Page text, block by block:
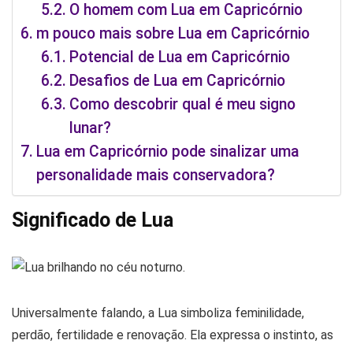
O homem com Lua em Capricórnio
m pouco mais sobre Lua em Capricórnio
Potencial de Lua em Capricórnio
Desafios de Lua em Capricórnio
Como descobrir qual é meu signo
lunar?
Lua em Capricórnio pode sinalizar uma
personalidade mais conservadora?
Significado de Lua
Universalmente falando, a Lua simboliza feminilidade,
perdão, fertilidade e renovação. Ela expressa o instinto, as